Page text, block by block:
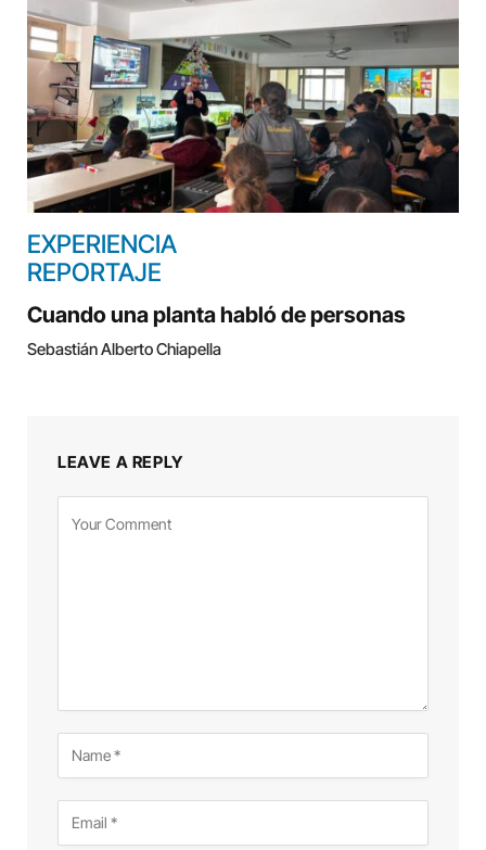
EXPERIENCIA
REPORTAJE
Cuando una planta habló de personas
Sebastián Alberto Chiapella
LEAVE A REPLY